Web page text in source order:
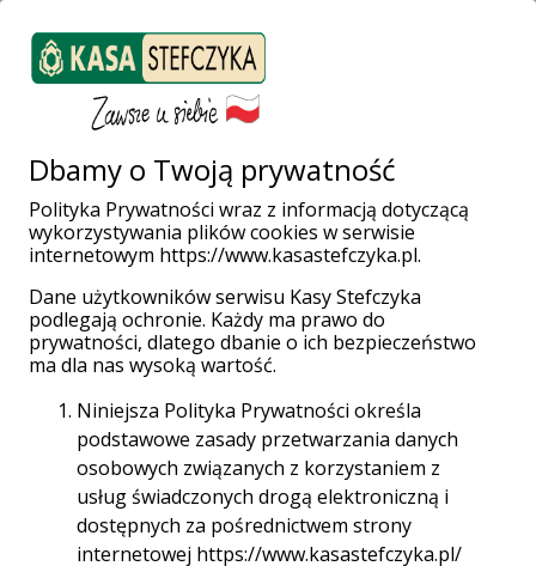
Weź pożyczkę
Załóż konto
Strona główna Placówki i Bankomaty Poznań
Placówka Stefczyk Finanse
Poznań, Głogowska 43
60-266 Poznań, Głogowska 43
Godziny otwarcia: pon-pt. 09.00-17.00;
Dbamy o Twoją prywatność
Polityka Prywatności wraz z informacją dotyczącą
wykorzystywania plików cookies w serwisie
internetowym https://www.kasastefczyka.pl.
Dane użytkowników serwisu Kasy Stefczyka
podlegają ochronie. Każdy ma prawo do
prywatności, dlatego dbanie o ich bezpieczeństwo
ma dla nas wysoką wartość.
Niniejsza Polityka Prywatności określa
podstawowe zasady przetwarzania danych
osobowych związanych z korzystaniem z
usług świadczonych drogą elektroniczną i
dostępnych za pośrednictwem strony
internetowej https://www.kasastefczyka.pl/